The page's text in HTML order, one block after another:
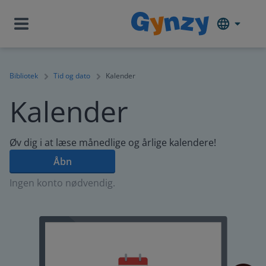
Bibliotek Tid og dato Kalender
Kalender
Øv dig i at læse månedlige og årlige kalendere!
Åbn
Ingen konto nødvendig.